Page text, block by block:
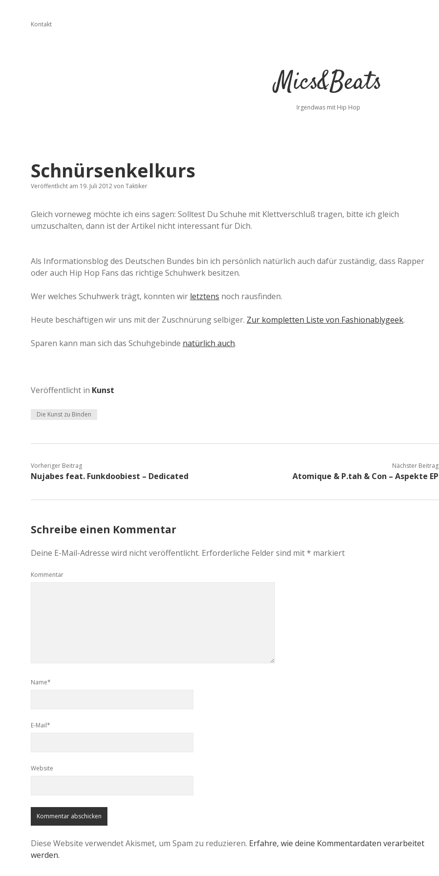
Kontakt
Mics&Beats
Irgendwas mit Hip Hop
Schnürsenkelkurs
Veröffentlicht am 19. Juli 2012von Taktiker
Gleich vorneweg möchte ich eins sagen: Solltest Du Schuhe mit Klettverschluß tragen, bitte ich gleich
umzuschalten, dann ist der Artikel nicht interessant für Dich.
Als Informationsblog des Deutschen Bundes bin ich persönlich natürlich auch dafür zuständig, dass Rapper
oder auch Hip Hop Fans das richtige Schuhwerk besitzen.
Wer welches Schuhwerk trägt, konnten wir letztens noch rausfinden.
Heute beschäftigen wir uns mit der Zuschnürung selbiger. Zur kompletten Liste von Fashionablygeek.
Sparen kann man sich das Schuhgebinde natürlich auch.
Veröffentlicht in Kunst
Die Kunst zu Binden
Vorheriger Beitrag
Nujabes feat. Funkdoobiest – Dedicated
Nächster Beitrag
Atomique & P.tah & Con – Aspekte EP
Schreibe einen Kommentar
Deine E-Mail-Adresse wird nicht veröffentlicht. Erforderliche Felder sind mit* markiert
Kommentar
Name*
E-Mail*
Website
Diese Website verwendet Akismet, um Spam zu reduzieren. Erfahre, wie deine Kommentardaten verarbeitet
werden.